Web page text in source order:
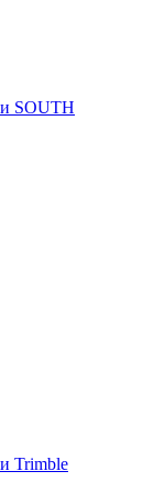
SOUTH
Trimble